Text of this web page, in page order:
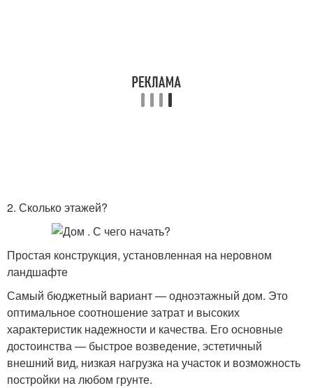
2. Сколько этажей?
Простая конструкция, установленная на неровном
ландшафте
Самый бюджетный вариант — одноэтажный дом. Это
оптимальное соотношение затрат и высоких
характеристик надежности и качества. Его основные
достоинства — быстрое возведение, эстетичный
внешний вид, низкая нагрузка на участок и возможность
постройки на любом грунте.